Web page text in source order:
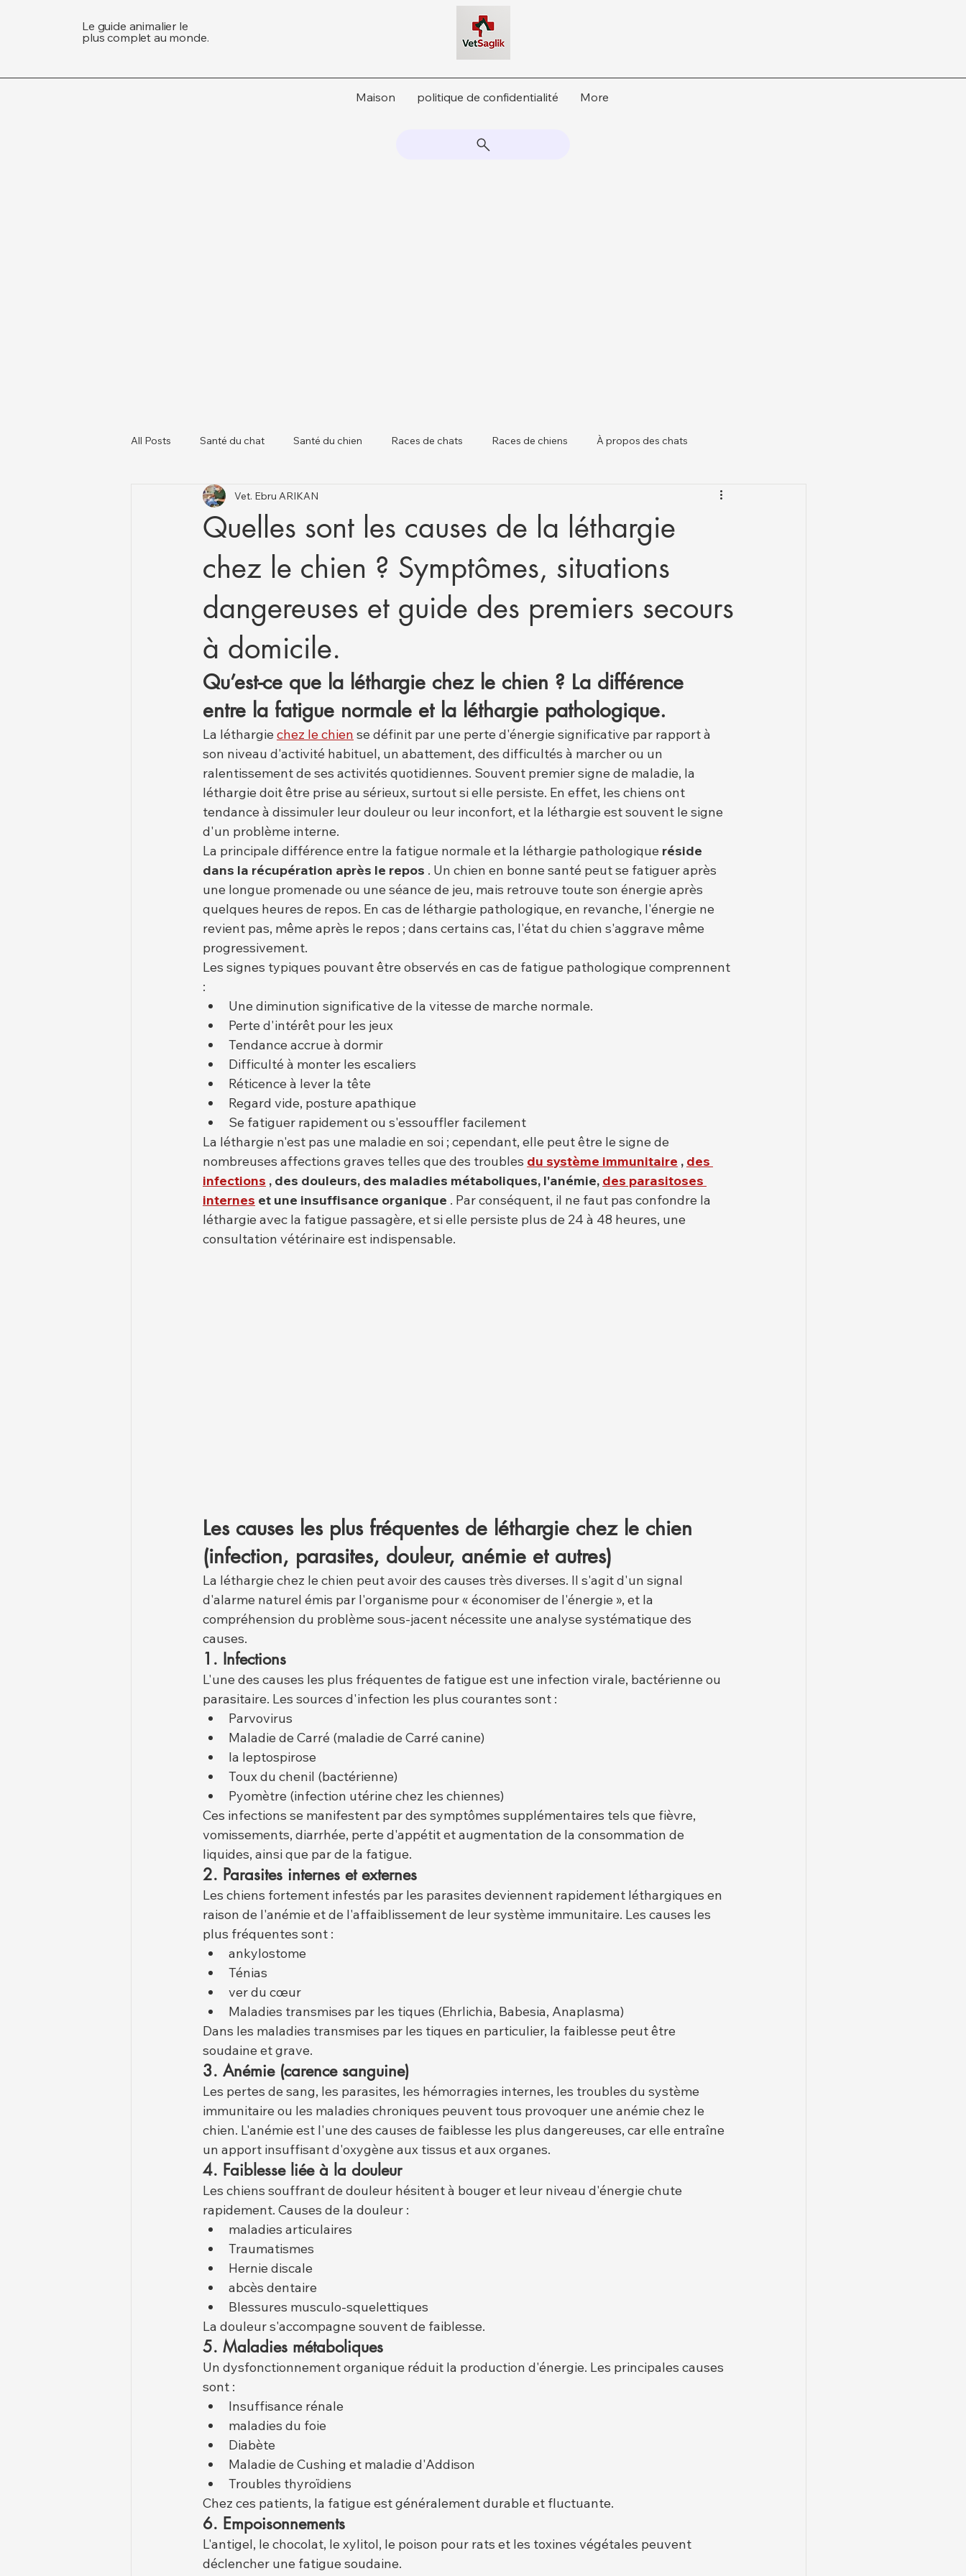
Le guide animalier le
plus complet au monde.
Maison politique de confidentialité More
All Posts Santé du chat Santé du chien Races de chats Races de chiens À propos des chats
À propos des chiens Chats et chiens
Quelles sont les causes de la léthargie
chez le chien ? Symptômes, situations
dangereuses et guide des premiers secours
à domicile.
Vet. Ebru ARIKAN
Qu’est-ce que la léthargie chez le chien ? La différence
entre la fatigue normale et la léthargie pathologique.
La léthargie chez le chien se définit par une perte d'énergie significative par rapport à
son niveau d'activité habituel, un abattement, des difficultés à marcher ou un
ralentissement de ses activités quotidiennes. Souvent premier signe de maladie, la
léthargie doit être prise au sérieux, surtout si elle persiste. En effet, les chiens ont
tendance à dissimuler leur douleur ou leur inconfort, et la léthargie est souvent le signe
d'un problème interne.
La principale différence entre la fatigue normale et la léthargie pathologique réside
dans la récupération après le repos . Un chien en bonne santé peut se fatiguer après
une longue promenade ou une séance de jeu, mais retrouve toute son énergie après
quelques heures de repos. En cas de léthargie pathologique, en revanche, l'énergie ne
revient pas, même après le repos ; dans certains cas, l'état du chien s'aggrave même
progressivement.
Les signes typiques pouvant être observés en cas de fatigue pathologique comprennent
:
Une diminution significative de la vitesse de marche normale.
Perte d'intérêt pour les jeux
Tendance accrue à dormir
Difficulté à monter les escaliers
Réticence à lever la tête
Regard vide, posture apathique
Se fatiguer rapidement ou s'essouffler facilement
La léthargie n'est pas une maladie en soi ; cependant, elle peut être le signe de
nombreuses affections graves telles que des troubles du système immunitaire , des
infections , des douleurs, des maladies métaboliques, l'anémie, des parasitoses
internes et une insuffisance organique . Par conséquent, il ne faut pas confondre la
léthargie avec la fatigue passagère, et si elle persiste plus de 24 à 48 heures, une
consultation vétérinaire est indispensable.
Les causes les plus fréquentes de léthargie chez le chien
(infection, parasites, douleur, anémie et autres)
La léthargie chez le chien peut avoir des causes très diverses. Il s'agit d'un signal
d'alarme naturel émis par l'organisme pour « économiser de l'énergie », et la
compréhension du problème sous-jacent nécessite une analyse systématique des
causes.
1. Infections
L'une des causes les plus fréquentes de fatigue est une infection virale, bactérienne ou
parasitaire. Les sources d'infection les plus courantes sont :
Parvovirus
Maladie de Carré (maladie de Carré canine)
la leptospirose
Toux du chenil (bactérienne)
Pyomètre (infection utérine chez les chiennes)
Ces infections se manifestent par des symptômes supplémentaires tels que fièvre,
vomissements, diarrhée, perte d'appétit et augmentation de la consommation de
liquides, ainsi que par de la fatigue.
2. Parasites internes et externes
Les chiens fortement infestés par les parasites deviennent rapidement léthargiques en
raison de l'anémie et de l'affaiblissement de leur système immunitaire. Les causes les
plus fréquentes sont :
ankylostome
Ténias
ver du cœur
Maladies transmises par les tiques (Ehrlichia, Babesia, Anaplasma)
Dans les maladies transmises par les tiques en particulier, la faiblesse peut être
soudaine et grave.
3. Anémie (carence sanguine)
Les pertes de sang, les parasites, les hémorragies internes, les troubles du système
immunitaire ou les maladies chroniques peuvent tous provoquer une anémie chez le
chien. L'anémie est l'une des causes de faiblesse les plus dangereuses, car elle entraîne
un apport insuffisant d'oxygène aux tissus et aux organes.
4. Faiblesse liée à la douleur
Les chiens souffrant de douleur hésitent à bouger et leur niveau d'énergie chute
rapidement. Causes de la douleur :
maladies articulaires
Traumatismes
Hernie discale
abcès dentaire
Blessures musculo-squelettiques
La douleur s'accompagne souvent de faiblesse.
5. Maladies métaboliques
Un dysfonctionnement organique réduit la production d'énergie. Les principales causes
sont :
Insuffisance rénale
maladies du foie
Diabète
Maladie de Cushing et maladie d'Addison
Troubles thyroïdiens
Chez ces patients, la fatigue est généralement durable et fluctuante.
6. Empoisonnements
L'antigel, le chocolat, le xylitol, le poison pour rats et les toxines végétales peuvent
déclencher une fatigue soudaine.